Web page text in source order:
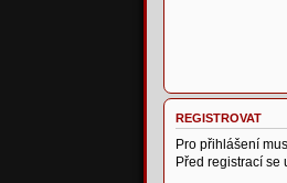
REGISTROVAT
Pro přihlášení
Před registrací se